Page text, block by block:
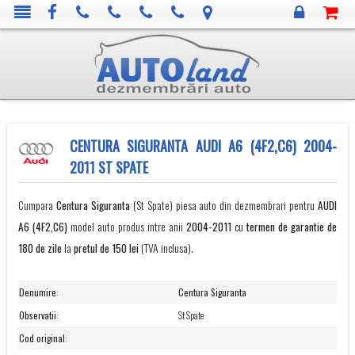
CENTURA SIGURANTA AUDI A6 (4F2,C6) 2004-
2011 ST SPATE
Cumpara Centura Siguranta(St Spate) piesa auto din dezmembrari pentruAUDI
A6 (4F2,C6)model auto produs intre anii2004-2011 cutermen de garantie de
180 de zile la pretul de 150 lei(TVA inclusa).
Denumire:
Centura Siguranta
Observatii:
St Spate
Cod original: